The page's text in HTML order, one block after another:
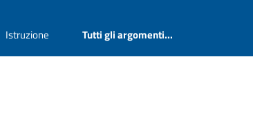
Istruzione Tutti gli argomenti...